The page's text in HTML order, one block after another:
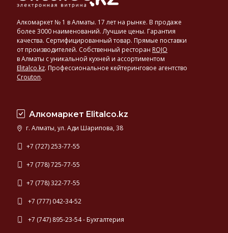
Алкомаркет № 1 в Алматы. 17 лет на рынке. В продаже
более 3000 наименований. Лучшие цены. Гарантия
качества. Сертифицированный товар. Прямые поставки
от производителей. Собственный ресторан ROJO
в Алматы с уникальной кухней и ассортиментом
Elitalco.kz. Профессиональное кейтеринговое агентство
Crouton.
Алкомаркет Elitalco.kz
г. Алматы, ул. Ади Шарипова, 38
+7 (727) 253-77-55
+7 (778) 725-77-55
+7 (778) 322-77-55
+7 (777) 042-34-52
+7 (747) 895-23-54 - Бухгалтерия